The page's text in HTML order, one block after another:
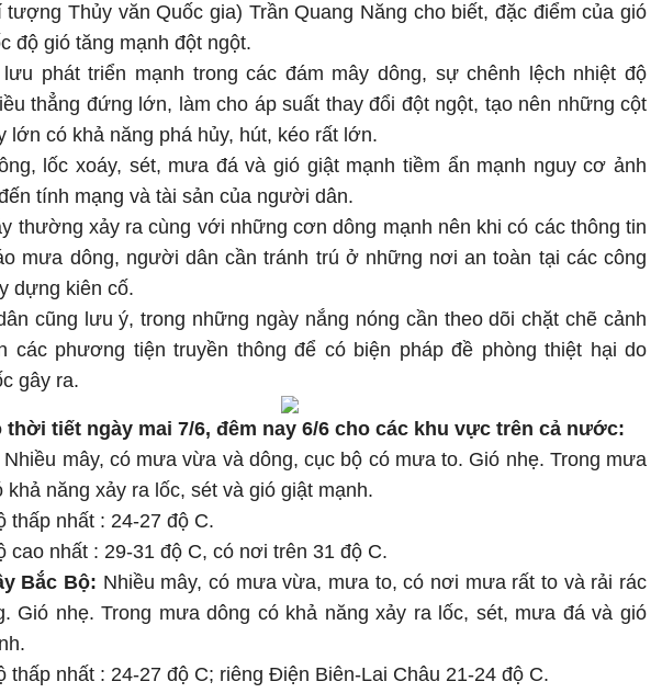
tượng Thủy văn Quốc gia) Trần Quang Năng cho biết, đặc điểm của gió
độ gió tăng mạnh đột ngột.
phát triển mạnh trong các đám mây dông, sự chênh lệch nhiệt độ
thẳng đứng lớn, làm cho áp suất thay đổi đột ngột, tạo nên những cột
lớn có khả năng phá hủy, hút, kéo rất lớn.
lốc xoáy, sét, mưa đá và gió giật mạnh tiềm ẩn mạnh nguy cơ ảnh
tính mạng và tài sản của người dân.
thường xảy ra cùng với những cơn dông mạnh nên khi có các thông tin
mưa dông, người dân cần tránh trú ở những nơi an toàn tại các công
dựng kiên cố.
cũng lưu ý, trong những ngày nắng nóng cần theo dõi chặt chẽ cảnh
các phương tiện truyền thông để có biện pháp đề phòng thiệt hại do
gây ra.
thời tiết ngày mai 7/6, đêm nay 6/6 cho các khu vực trên cả nước:
Nhiều mây, có mưa vừa và dông, cục bộ có mưa to. Gió nhẹ. Trong mưa
khả năng xảy ra lốc, sét và gió giật mạnh.
thấp nhất : 24-27 độ C.
cao nhất : 29-31 độ C, có nơi trên 31 độ C.
Bắc Bộ: Nhiều mây, có mưa vừa, mưa to, có nơi mưa rất to và rải rác
Gió nhẹ. Trong mưa dông có khả năng xảy ra lốc, sét, mưa đá và gió
thấp nhất : 24-27 độ C; riêng Điện Biên-Lai Châu 21-24 độ C.